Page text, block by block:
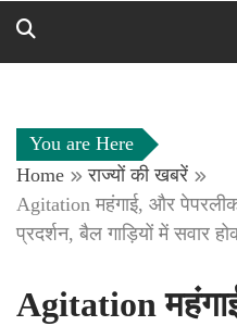
You are Here
Home
राज्यों की खबरें
Agitation महंगाई, और
प्रदर्शन, बैल गाड़ियों में सवार
Agitation